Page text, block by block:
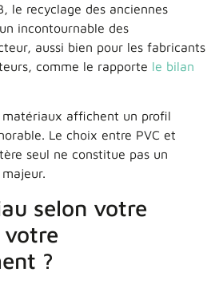
le recyclage des anciennes
incontournable des
aussi bien pour les fabricants
comme le rapporte le bilan
matériaux affichent un profil
Le choix entre PVC et
seul ne constitue pas un
selon votre
?